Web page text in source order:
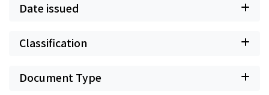
Date issued
Classification
Document Type